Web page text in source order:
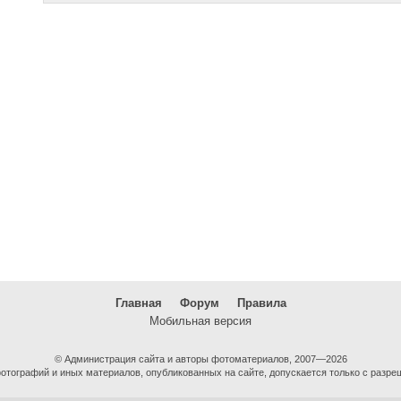
Главная Форум
Правила
Мобильная версия
© Администрация сайта и авторы фотоматериалов, 2007—2026
и иных материалов, опубликованных на сайте, допускается только с